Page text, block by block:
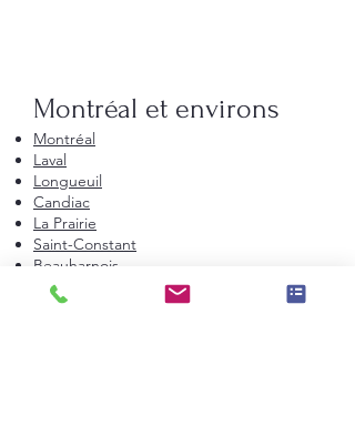
Montréal et environs
Montréal
Laval
Longueuil
Candiac
La Prairie
Saint-Constant
Beauharnois
Saint-Bruno-de-Montarville
Boucherville